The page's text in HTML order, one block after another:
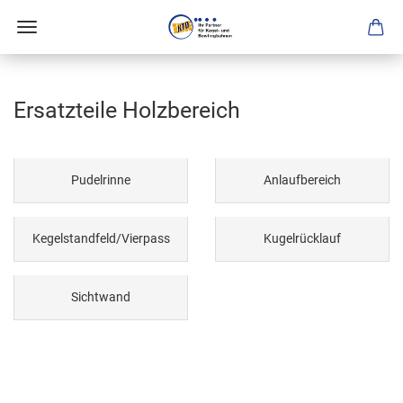
Ersatzteile Holzbereich
Pudelrinne Anlaufbereich
Kegelstandfeld/Vierpass Kugelrücklauf
Sichtwand